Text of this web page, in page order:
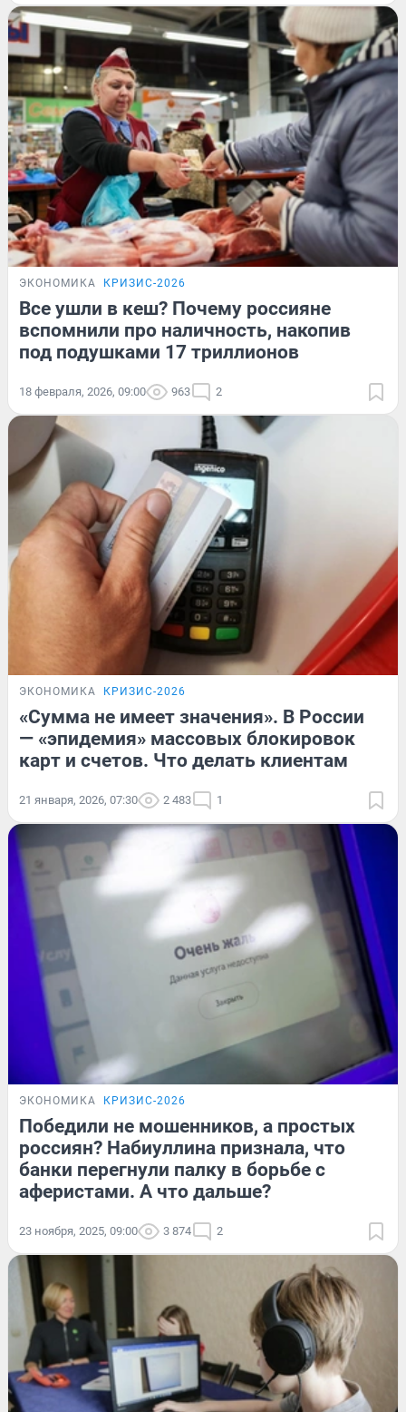
ЭКОНОМИКА КРИЗИС-2026
Все ушли в кеш? Почему россияне
вспомнили про наличность, накопив
под подушками 17 триллионов
18 февраля, 2026, 09:00 963 2
ЭКОНОМИКА КРИЗИС-2026
«Сумма не имеет значения». В России
— «эпидемия» массовых блокировок
карт и счетов. Что делать клиентам
21 января, 2026, 07:30 2 483 1
ЭКОНОМИКА КРИЗИС-2026
Победили не мошенников, а простых
россиян? Набиуллина признала, что
банки перегнули палку в борьбе с
аферистами. А что дальше?
23 ноября, 2025, 09:00 3 874 2